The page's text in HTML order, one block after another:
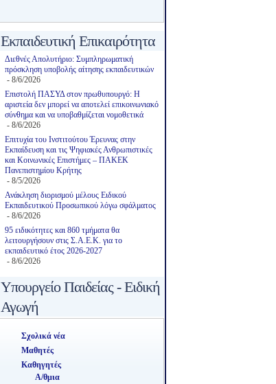
Εκπαιδευτική Επικαιρότητα
Διεθνές Απολυτήριο: Συμπληρωματική
πρόσκληση υποβολής αίτησης εκπαιδευτικών
- 8/6/2026
Επιστολή ΠΑΣΥΔ στον πρωθυπουργό: Η
αριστεία δεν μπορεί να αποτελεί επικοινωνιακό
σύνθημα και να υποβαθμίζεται νομοθετικά
- 8/6/2026
Επιτυχία του Ινστιτούτου Έρευνας στην
Εκπαίδευση και τις Ψηφιακές Ανθρωπιστικές
και Κοινωνικές Επιστήμες – ΠΑΚΕΚ
Πανεπιστημίου Κρήτης
- 8/5/2026
Ανάκληση διορισμού μέλους Ειδικού
Εκπαιδευτικού Προσωπικού λόγω σφάλματος
- 8/6/2026
95 ειδικότητες και 860 τμήματα θα
λειτουργήσουν στις Σ.Α.Ε.Κ. για το
εκπαιδευτικό έτος 2026-2027
- 8/6/2026
Υπουργείο Παιδείας - Ειδική
Αγωγή
Σχολικά νέα
Μαθητές
Καθηγητές
Α/θμια